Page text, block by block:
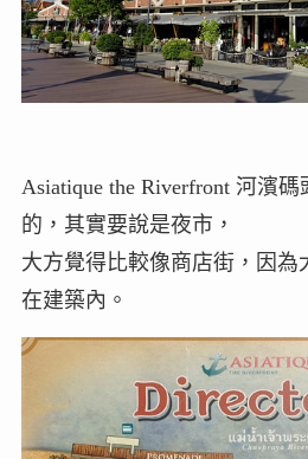
Asiatique the Riverfront 河濱
的，其實要說是夜市，
大方覺得比較像商店街，因為
在建築內。